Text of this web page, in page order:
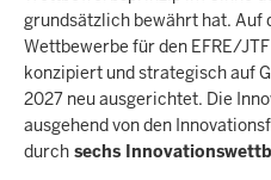
grundsätzlich bewährt hat. Auf
Wettbewerbe für den EFRE/
konzipiert und strategisch auf
2027 neu ausgerichtet. Die
ausgehend von den
durch sechs